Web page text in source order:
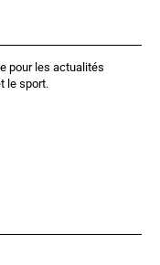
pour les actualités
le sport.